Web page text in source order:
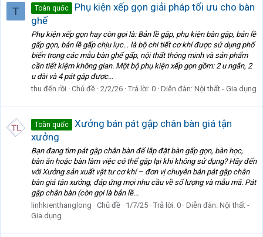
T Toàn quốc
Phụ kiện xếp gọn giải pháp tối ưu cho bàn
ghế
Phụ kiện xếp gọn hay còn gọi là: Bản lề gập, phụ kiện bàn gập, bản lề
gấp gọn, bản lề gấp chịu lực… là bộ chi tiết cơ khí được sử dụng phổ
biến trong các mẫu bàn ghế gấp, nội thất thông minh và sản phẩm
cần tiết kiệm không gian. Một bộ phụ kiện xếp gọn gồm: 2 u ngắn, 2
u dài và 4 pát gập được...
thu đến rồi
Chủ đề 2/2/26 Trả lời: 0 Diễn đàn: Nội thất - Gia dụng
Toàn quốc
Xưởng bán pát gập chân bàn giá tận
xưởng
Bạn đang tìm pát gập chân bàn để lắp đặt bàn gấp gọn, bàn học,
bàn ăn hoặc bàn làm việc có thể gập lại khi không sử dụng? Hãy đến
với Xưởng sản xuất vật tư cơ khí – đơn vị chuyên bán pát gập chân
bàn giá tận xưởng, đáp ứng mọi nhu cầu về số lượng và mẫu mã. Pát
gập chân bàn (còn gọi là bản lề...
linhkienthanglong
Chủ đề 1/7/25 Trả lời: 0 Diễn đàn: Nội thất -
Gia dụng